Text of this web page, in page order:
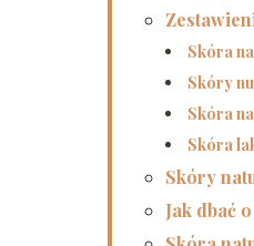
Skóra
Skóry
Skóra
Skóra
Skóry
Jak dbać